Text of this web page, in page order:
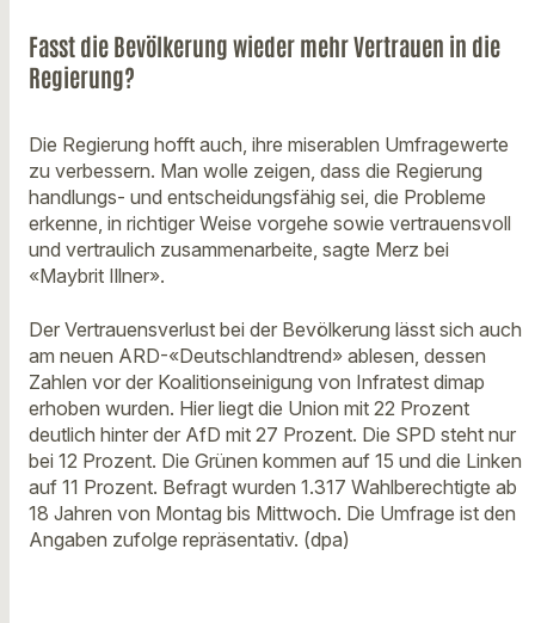
Fasst die Bevölkerung wieder mehr Vertrauen in die
Regierung?
Die Regierung hofft auch, ihre miserablen Umfragewerte
zu verbessern. Man wolle zeigen, dass die Regierung
handlungs- und entscheidungsfähig sei, die Probleme
erkenne, in richtiger Weise vorgehe sowie vertrauensvoll
und vertraulich zusammenarbeite, sagte Merz bei
«Maybrit Illner».
Der Vertrauensverlust bei der Bevölkerung lässt sich auch
am neuen ARD-«Deutschlandtrend» ablesen, dessen
Zahlen vor der Koalitionseinigung von Infratest dimap
erhoben wurden. Hier liegt die Union mit 22 Prozent
deutlich hinter der AfD mit 27 Prozent. Die SPD steht nur
bei 12 Prozent. Die Grünen kommen auf 15 und die Linken
auf 11 Prozent. Befragt wurden 1.317 Wahlberechtigte ab
18 Jahren von Montag bis Mittwoch. Die Umfrage ist den
Angaben zufolge repräsentativ. (dpa)